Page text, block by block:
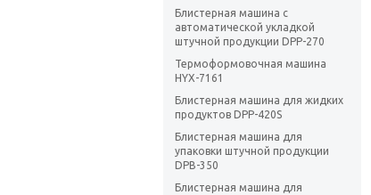
Блистерная машина с
автоматической укладкой
штучной продукции DPP-270
Термоформовочная машина
HYX-7161
Блистерная машина для жидких
продуктов DPP-420S
Блистерная машина для
упаковки штучной продукции
DPB-350
Блистерная машина для